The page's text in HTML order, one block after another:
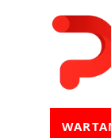
WARTA